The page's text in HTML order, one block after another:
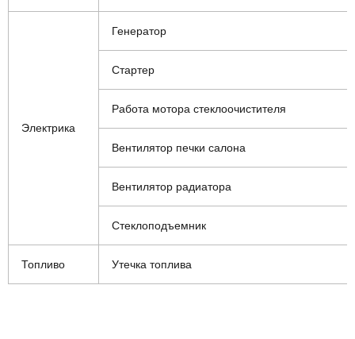
Электрика
Генератор
Стартер
Работа мотора стеклоочистителя
Вентилятор печки салона
Вентилятор радиатора
Стеклоподъемник
Топливо Утечка топлива